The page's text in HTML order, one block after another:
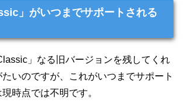
」がいつまでサポートされる
」なる旧バージョンを残してくれ
いのですが、これがいつまでサポート
時点では不明です。